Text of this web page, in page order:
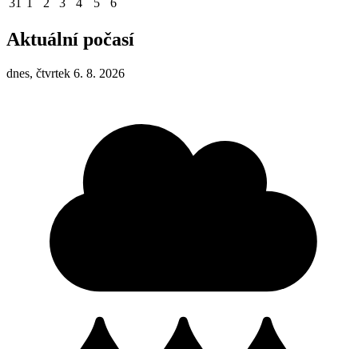
31 1 2 3 4 5 6
Aktuální počasí
dnes, čtvrtek 6. 8. 2026